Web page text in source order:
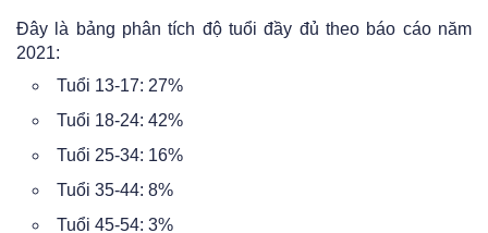
Đây là bảng phân tích độ tuổi đầy đủ theo báo cáo năm
2021:
Tuổi 13-17: 27%
Tuổi 18-24: 42%
Tuổi 25-34: 16%
Tuổi 35-44: 8%
Tuổi 45-54: 3%